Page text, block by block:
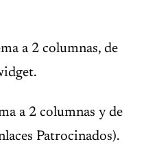
a 2 columnas, de
a 2 columnas y de
Patrocinados).